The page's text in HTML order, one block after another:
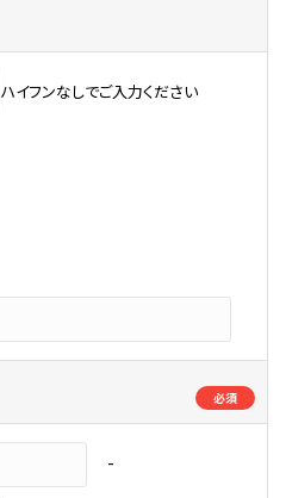
ハイフンなしでご入力ください
必須
-